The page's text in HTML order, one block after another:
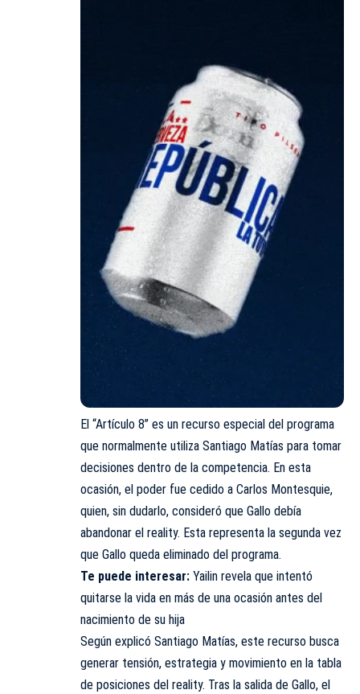
El “Artículo 8” es un recurso especial del programa
que normalmente utiliza Santiago Matías para tomar
decisiones dentro de la competencia. En esta
ocasión, el poder fue cedido a Carlos Montesquie,
quien, sin dudarlo, consideró que Gallo debía
abandonar el reality. Esta representa la segunda vez
que Gallo queda eliminado del programa.
Te puede interesar: Yailin revela que intentó
quitarse la vida en más de una ocasión antes del
nacimiento de su hija
Según explicó Santiago Matías, este recurso busca
generar tensión, estrategia y movimiento en la tabla
de posiciones del reality. Tras la salida de Gallo, el